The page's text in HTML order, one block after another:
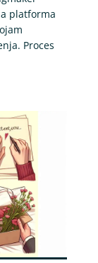
platforma
Proces